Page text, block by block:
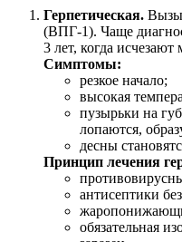
Герпетическая.
(ВПГ-1). Чаще
3 лет, когда исчезают
Симптомы:
резкое начало;
высокая
пузырьки на
лопаются,
десны
Принцип лечения
антисептики
обязательная